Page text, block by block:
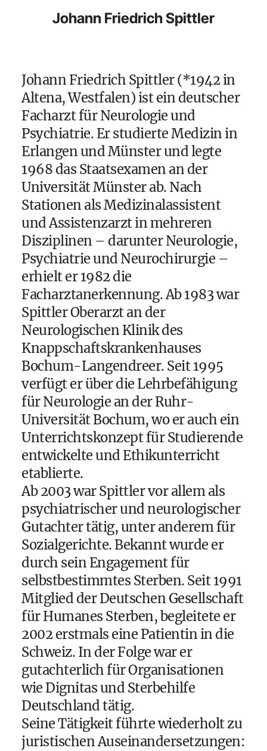
Johann Friedrich Spittler
Johann Friedrich Spittler (*1942 in
Altena, Westfalen) ist ein deutscher
Facharzt für Neurologie und
Psychiatrie. Er studierte Medizin in
Erlangen und Münster und legte
1968 das Staatsexamen an der
Universität Münster ab. Nach
Stationen als Medizinalassistent
und Assistenzarzt in mehreren
Disziplinen – darunter Neurologie,
Psychiatrie und Neurochirurgie –
erhielt er 1982 die
Facharztanerkennung. Ab 1983 war
Spittler Oberarzt an der
Neurologischen Klinik des
Knappschaftskrankenhauses
Bochum-Langendreer. Seit 1995
verfügt er über die Lehrbefähigung
für Neurologie an der Ruhr-
Universität Bochum, wo er auch ein
Unterrichtskonzept für Studierende
entwickelte und Ethikunterricht
etablierte.
Ab 2003 war Spittler vor allem als
psychiatrischer und neurologischer
Gutachter tätig, unter anderem für
Sozialgerichte. Bekannt wurde er
durch sein Engagement für
selbstbestimmtes Sterben. Seit 1991
Mitglied der Deutschen Gesellschaft
für Humanes Sterben, begleitete er
2002 erstmals eine Patientin in die
Schweiz. In der Folge war er
gutachterlich für Organisationen
wie Dignitas und Sterbehilfe
Deutschland tätig.
Seine Tätigkeit führte wiederholt zu
juristischen Auseinandersetzungen: